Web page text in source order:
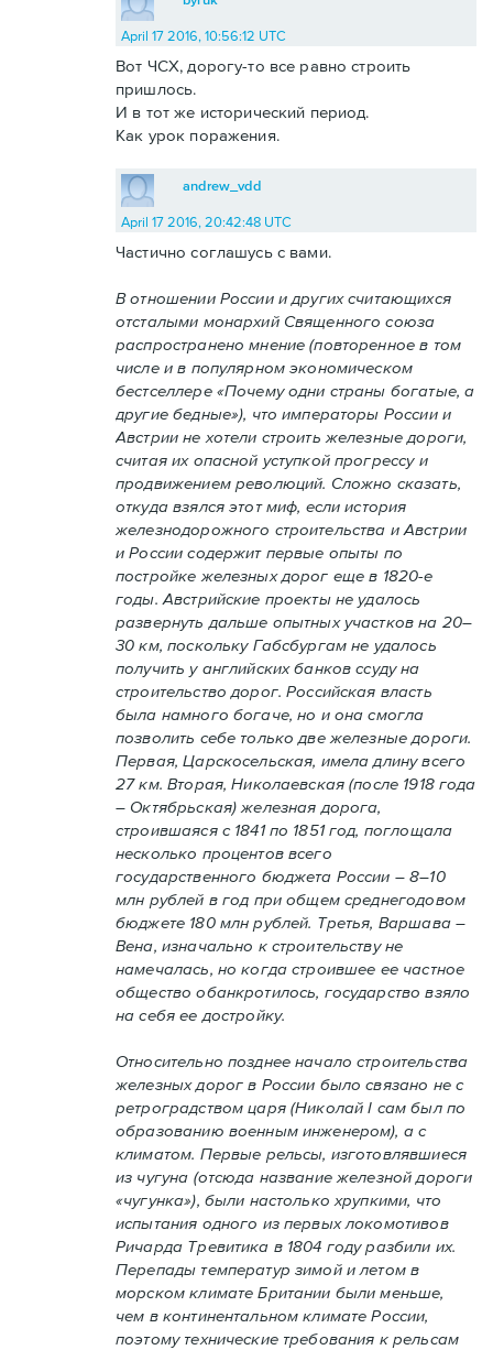
April 17 2016, 10:56:12 UTC
Вот ЧСХ, дорогу-то все равно строить
пришлось.
И в тот же исторический период.
Как урок поражения.
andrew_vdd
April 17 2016, 20:42:48 UTC
Частично соглашусь с вами.
В отношении России и других считающихся
отсталыми монархий Священного союза
распространено мнение (повторенное в том
числе и в популярном экономическом
бестселлере «Почему одни страны богатые, а
другие бедные»), что императоры России и
Австрии не хотели строить железные дороги,
считая их опасной уступкой прогрессу и
продвижением революций. Сложно сказать,
откуда взялся этот миф, если история
железнодорожного строительства и Австрии
и России содержит первые опыты по
постройке железных дорог еще в 1820-е
годы. Австрийские проекты не удалось
развернуть дальше опытных участков на 20–
30 км, поскольку Габсбургам не удалось
получить у английских банков ссуду на
строительство дорог. Российская власть
была намного богаче, но и она смогла
позволить себе только две железные дороги.
Первая, Царскосельская, имела длину всего
27 км. Вторая, Николаевская (после 1918 года
– Октябрьская) железная дорога,
строившаяся с 1841 по 1851 год, поглощала
несколько процентов всего
государственного бюджета России – 8–10
млн рублей в год при общем среднегодовом
бюджете 180 млн рублей. Третья, Варшава –
Вена, изначально к строительству не
намечалась, но когда строившее ее частное
общество обанкротилось, государство взяло
на себя ее достройку.
Относительно позднее начало строительства
железных дорог в России было связано не с
ретроградством царя (Николай I сам был по
образованию военным инженером), а с
климатом. Первые рельсы, изготовлявшиеся
из чугуна (отсюда название железной дороги
«чугунка»), были настолько хрупкими, что
испытания одного из первых локомотивов
Ричарда Тревитика в 1804 году разбили их.
Перепады температур зимой и летом в
морском климате Британии были меньше,
чем в континентальном климате России,
поэтому технические требования к рельсам